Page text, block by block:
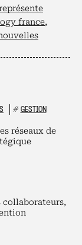
france,
# GESTION
réseaux de
collaborateurs,